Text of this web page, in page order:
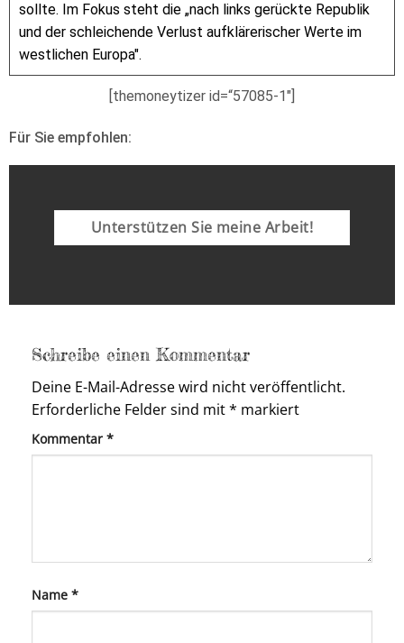
sollte. Im Fokus steht die „nach links gerückte Republik
und der schleichende Verlust aufklärerischer Werte im
westlichen Europa".
[themoneytizer id=“57085-1″]
Für Sie empfohlen:
Unterstützen Sie meine Arbeit!
Schreibe einen Kommentar
Deine E-Mail-Adresse wird nicht veröffentlicht.
Erforderliche Felder sind mit* markiert
Kommentar *
Name *